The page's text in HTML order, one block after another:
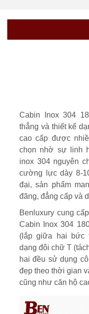
Cabin Inox 304
thẳng và thiết kế
cao cấp được
chọn nhờ sự linh
inox 304 nguyên
cường lực dày 8-
đại, sản phẩm
đãng, đẳng cấp và
Benluxury cung
Cabin Inox 304
(lắp giữa hai bức
dạng đôi chữ T
hai đều sử dụng
đẹp theo thời gian
cũng như căn hộ